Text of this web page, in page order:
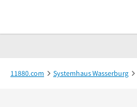
11880.com Systemhaus Wasserburg